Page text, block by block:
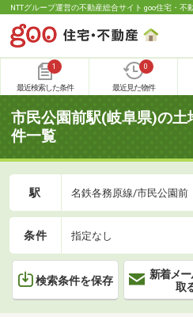
NTTグループ運営の不動産総合サイト goo住宅・不
1
最近検索した条件
0
最近見た物件
市民公園前駅(岐阜県)の土
件一覧
駅 名鉄各務原線/市民公園前
条件 指定なし
検索条件を保存
新着メ
取